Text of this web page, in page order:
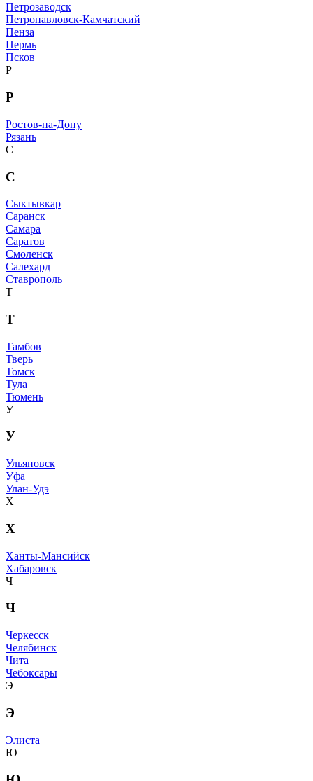
Петрозаводск
Петропавловск-Камчатский
Пенза
Пермь
Псков
Р
Р
Ростов-на-Дону
Рязань
С
С
Сыктывкар
Саранск
Самара
Саратов
Смоленск
Салехард
Ставрополь
Т
Т
Тамбов
Тверь
Томск
Тула
Тюмень
У
У
Ульяновск
Уфа
Улан-Удэ
Х
Х
Ханты-Мансийск
Хабаровск
Ч
Ч
Черкесск
Челябинск
Чита
Чебоксары
Э
Э
Элиста
Ю